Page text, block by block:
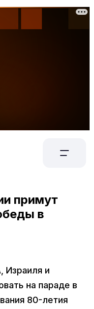
примут
в
Израиля и
на параде в
80-летия